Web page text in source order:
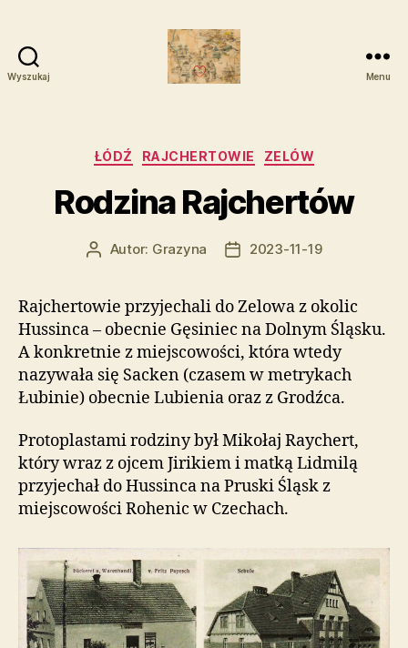
Wyszukaj Menu
Kategorie
ŁÓDŹ RAJCHERTOWIE ZELÓW
Rodzina Rajchertów
AutorAutor: Grazyna
Data2023-11-19
Rajchertowie przyjechali do Zelowa z okolic
Hussinca – obecnie Gęsiniec na Dolnym Śląsku.
A konkretnie z miejscowości, która wtedy
nazywała się Sacken (czasem w metrykach
Łubinie) obecnie Lubienia oraz z Grodźca.
Protoplastami rodziny był Mikołaj Raychert,
który wraz z ojcem Jirikiem i matką Lidmilą
przyjechał do Hussinca na Pruski Śląsk z
miejscowości Rohenic w Czechach.